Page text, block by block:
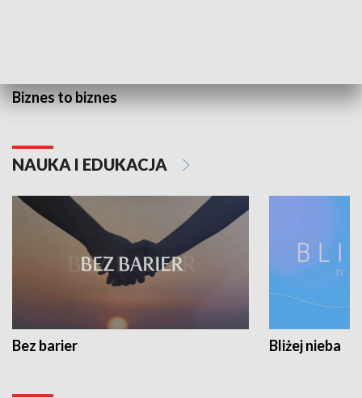
Biznes to biznes
NAUKA I EDUKACJA
Bez barier Bliżej nieba